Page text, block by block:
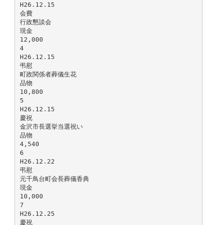
H26.12.15
会費
行政懇談会
現金
12,000
4
H26.12.15
弔慰
町政関係者葬儀生花
品物
10,800
5
H26.12.15
慶祝
金沢市長選挙当選祝い
品物
4,540
6
H26.12.22
弔慰
元千鳥台町会長葬儀香典
現金
10,000
7
H26.12.25
慶祝